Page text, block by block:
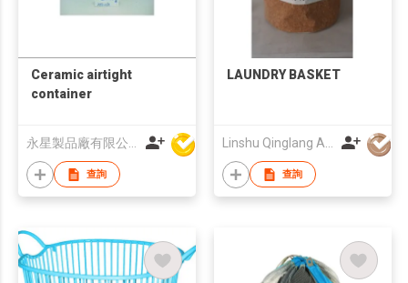
Ceramic airtight
container
永星製品廠有限公司
查詢
LAUNDRY BASKET
Linshu Qinglang Arts & Crafts Company Limited
查詢